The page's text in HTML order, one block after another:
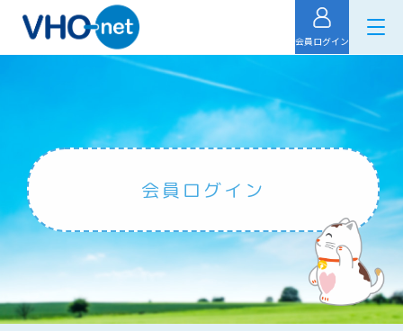
会員ログイン
会員ログイン